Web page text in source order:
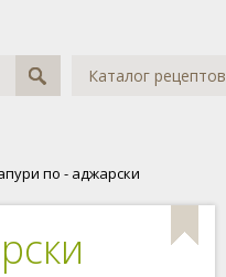
Каталог рецептов
по - аджарски